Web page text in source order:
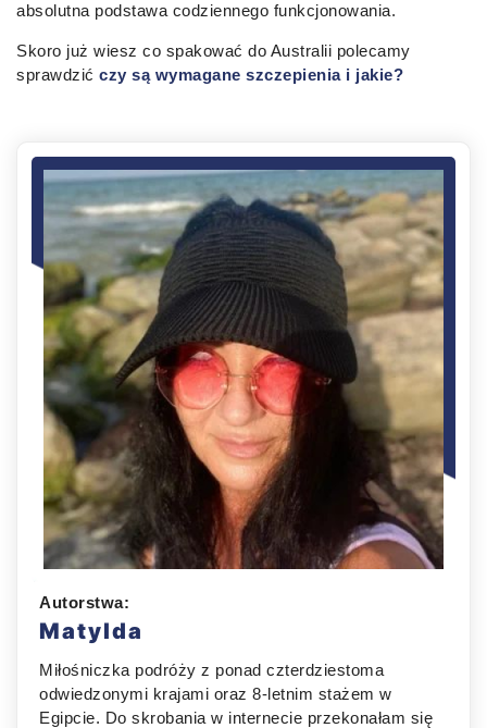
absolutna podstawa codziennego funkcjonowania.
Skoro już wiesz co spakować do Australii polecamy
sprawdzić czy są wymagane szczepienia i jakie?
Autorstwa:
Matylda
Miłośniczka podróży z ponad czterdziestoma
odwiedzonymi krajami oraz 8-letnim stażem w
Egipcie. Do skrobania w internecie przekonałam się